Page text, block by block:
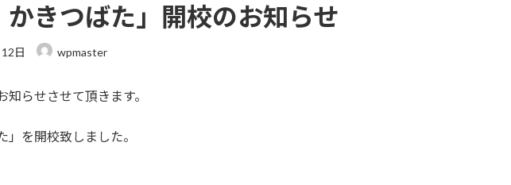
きつばた」開校のお知らせ
日 wpmaster
らせさせて頂きます。
を開校致しました。